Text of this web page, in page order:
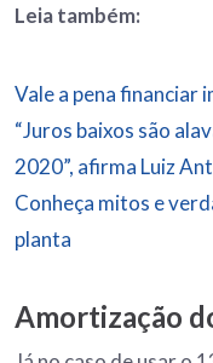
Leia também:
Vale a pena financiar
“Juros baixos são
2020”, afirma Luiz
Conheça mitos e
planta
Amortização